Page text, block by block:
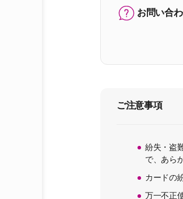
お問い合
ご注意事項
紛失・盗
で、あら
カードの
万一不正